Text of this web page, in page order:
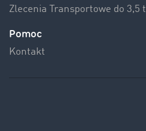
Zlecenia Transportowe do 3,5 t
Pomoc
Kontakt